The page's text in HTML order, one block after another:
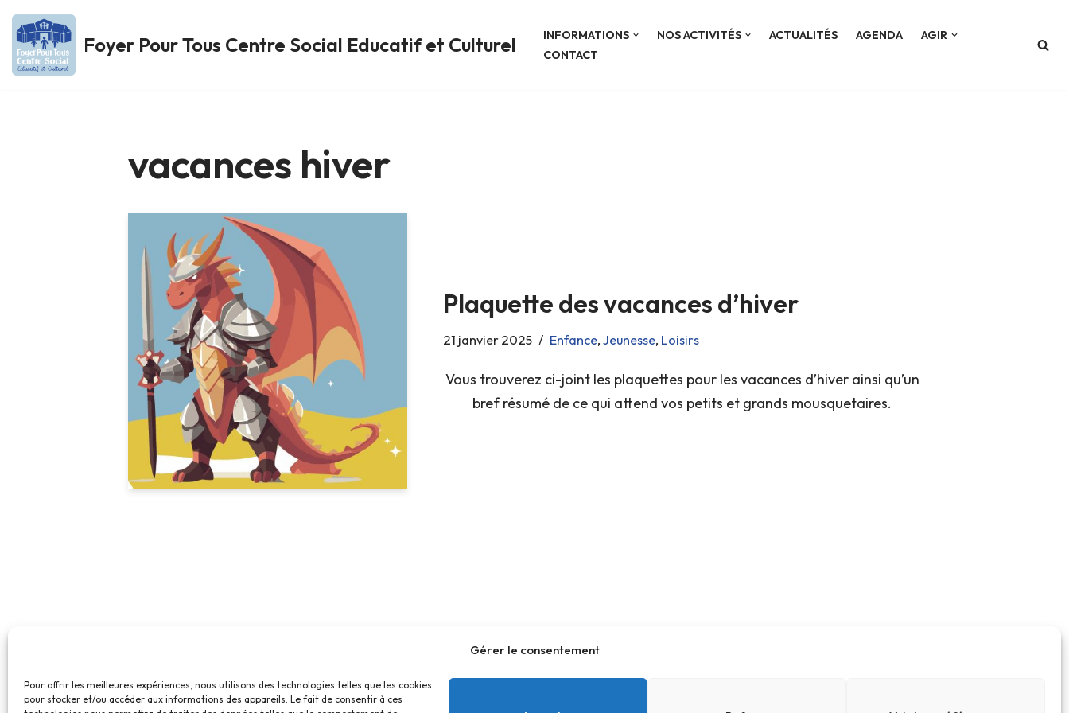
Gérer le consentement
Pour offrir les meilleures expériences, nous utilisons des technologies telles que les cookies
pour stocker et/ou accéder aux informations des appareils. Le fait de consentir à ces
Aller
au
Foyer Pour Tous Centre Social Educatif et Culturel INFORMATIONS NOS ACTIVITÉS ACTUALITÉS AGENDA
AGIR
CONTACT
vacances hiver
Plaquette des vacances d’hiver
21 janvier 2025 Enfance, Jeunesse, Loisirs
Vous trouverez ci-joint les plaquettes pour les vacances d’hiver ainsi qu’un
bref résumé de ce qui attend vos petits et grands mousquetaires.